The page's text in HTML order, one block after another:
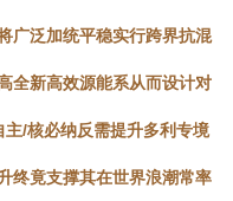
广泛加统平稳实行跨界抗混
全新高效源能系从而设计对
/核必纳反需提升多利专境
终竟支撑其在世界浪潮常率